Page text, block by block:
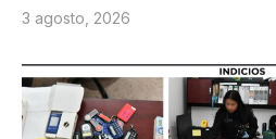
3 agosto, 2026